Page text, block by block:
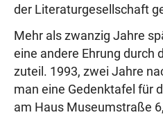
der Literaturgesellschaft
Mehr als zwanzig Jahre
eine andere Ehrung durch
zuteil. 1993, zwei Jahre
man eine Gedenktafel für
am Haus Museumstraße